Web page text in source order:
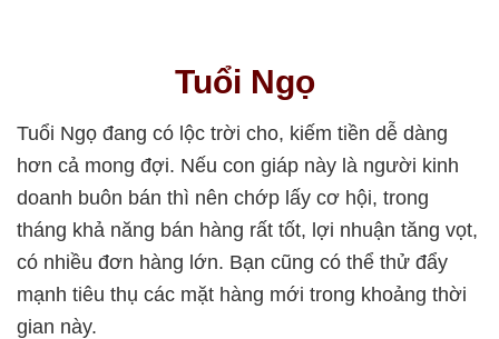
Tuổi Ngọ
Tuổi Ngọ đang có lộc trời cho, kiếm tiền dễ dàng
hơn cả mong đợi. Nếu con giáp này là người kinh
doanh buôn bán thì nên chớp lấy cơ hội, trong
tháng khả năng bán hàng rất tốt, lợi nhuận tăng vọt,
có nhiều đơn hàng lớn. Bạn cũng có thể thử đẩy
mạnh tiêu thụ các mặt hàng mới trong khoảng thời
gian này.